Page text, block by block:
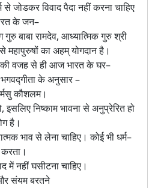
जोडकर विवाद पैदा नहीं करना चाहिए
के जन–
बाबा रामदेव, आध्यात्मिक गुरु श्री
का अहम् योगदान है।
की वजह से ही आज भारत के घर–
भगवद्गीता के अनुसार –
कौशलम।
इसलिए निष्काम भावना से अनुप्रेरित हो
है।
भाव से लेना चाहिए। कोई भी धर्म–
में नहीं घसीटना चाहिए।
संयम बरतने